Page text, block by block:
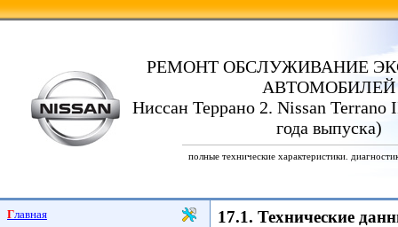
РЕМОНТ ОБСЛУЖИВАНИЕ
АВТОМОБИЛЕЙ
Ниссан Террано 2. Nissan Terrano
года выпуска)
полные технические характеристики.
Главная 17.1. Технические